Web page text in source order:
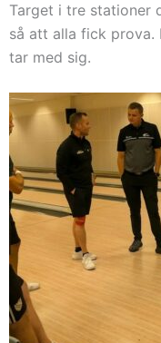
Target i tre stationer
så att alla fick prova.
tar med sig.